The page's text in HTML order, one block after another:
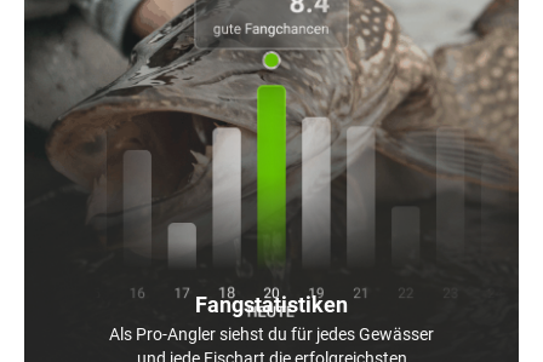
Fangstatistiken
Als Pro-Angler siehst du für jedes Gewässer
und jede Fischart die erfolgreichsten